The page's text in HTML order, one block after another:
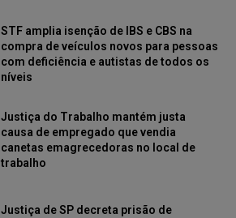
STF amplia isenção de IBS e CBS na
compra de veículos novos para pessoas
com deficiência e autistas de todos os
níveis
Justiça do Trabalho mantém justa
causa de empregado que vendia
canetas emagrecedoras no local de
trabalho
Justiça de SP decreta prisão de